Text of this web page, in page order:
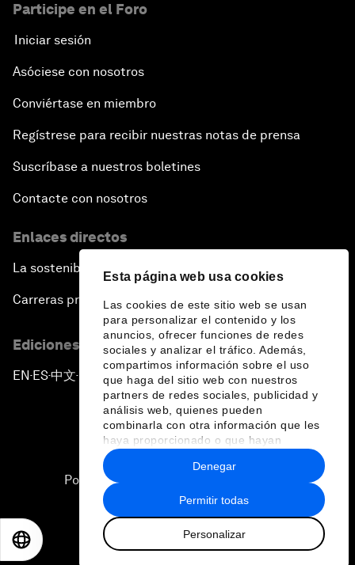
Esta página web usa cookies
Las cookies de este sitio web se usan
para personalizar el contenido y los
anuncios, ofrecer funciones de redes
sociales y analizar el tráfico. Además,
compartimos información sobre el uso
que haga del sitio web con nuestros
partners de redes sociales, publicidad y
análisis web, quienes pueden
combinarla con otra información que les
haya proporcionado o que hayan
recopilado a partir del uso que haya
hecho de sus servicios.
Permitir todas
Personalizar
Denegar
Participe en el Foro
Iniciar sesión
Asóciese con nosotros
Conviértase en miembro
Regístrese para recibir nuestras notas de prensa
Suscríbase a nuestros boletines
Contacte con nosotros
Enlaces directos
La sostenibilidad en el Foro
Carreras profesionales
Ediciones en otros idiomas
EN ▪ES▪中文▪ 日本語
Política de privacidad y normas de uso
Sitemap
2026 Foro Económico Mundial